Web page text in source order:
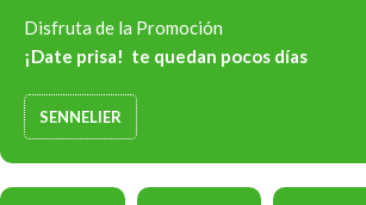
Disfruta de la Promoción
¡Date prisa! te quedan pocos días
SENNELIER